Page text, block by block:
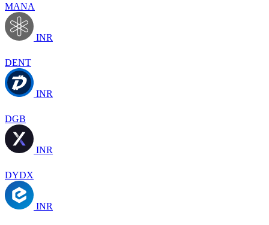
MANA
INR
DENT
INR
DGB
INR
DYDX
INR